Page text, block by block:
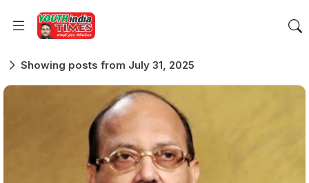
Showing posts from July 31, 2025